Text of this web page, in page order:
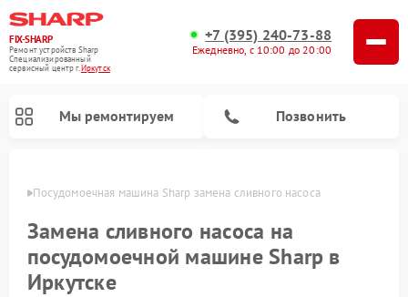
FIX-SHARP
Ремонт устройств Sharp
Специализированный
cервисный центр г.Иркутск
+7 (395) 240-73-88
Ежедневно, с 10:00 до 20:00
Мы ремонтируем Позвонить
Посудомоечная машина Sharp замена сливного насоса
Замена сливного насоса на
посудомоечной машине Sharp в
Иркутске